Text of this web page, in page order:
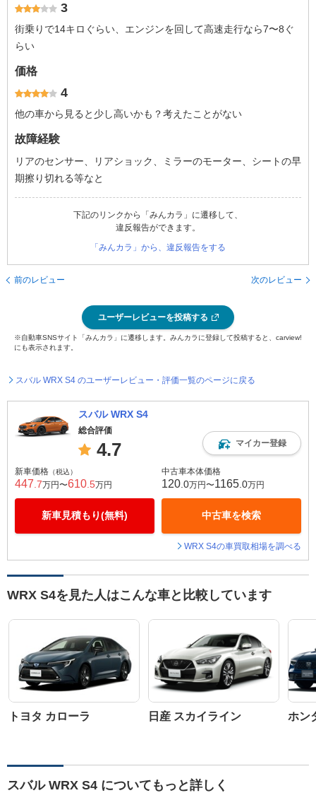
3
街乗りで14キロぐらい、エンジンを回して高速走行なら7〜8ぐ
らい
価格
4
他の車から見ると少し高いかも？考えたことがない
故障経験
リアのセンサー、リアショック、ミラーのモーター、シートの早
期擦り切れる等なと
下記のリンクから「みんカラ」に遷移して、
違反報告ができます。
「みんカラ」から、違反報告をする
前のレビュー 次のレビュー
ユーザーレビューを投稿する
※自動車SNSサイト「みんカラ」に遷移します。みんカラに登録して投稿すると、carview!
にも表示されます。
スバル WRX S4 のユーザーレビュー・評価一覧のページに戻る
スバル WRX S4
総合評価
4.7 マイカー登録
新車価格 （税込）
447 .7万円〜610 .5万円
新車見積もり(無料)
中古車本体価格
120 .0万円〜1165 .0万円
中古車を検索
WRX S4の車買取相場を調べる
WRX S4を見た人はこんな車と比較しています
トヨタ カローラ 日産 スカイライン ホン
スバル WRX S4 についてもっと詳しく